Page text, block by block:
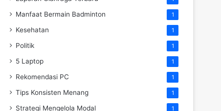
Manfaat Bermain Badminton 1
Kesehatan 1
Politik 1
5 Laptop 1
Rekomendasi PC 1
Tips Konsisten Menang 1
Strategi Mengelola Modal 1